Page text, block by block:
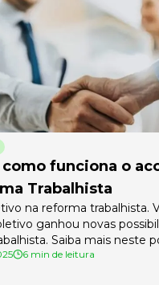
como funciona o
Trabalhista
na reforma trabalhista.
ganhou novas
Saiba mais neste
6 min de leitura